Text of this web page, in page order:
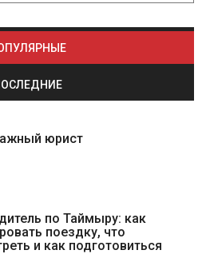
юрист
по Таймыру: как
поездку, что
и как подготовиться